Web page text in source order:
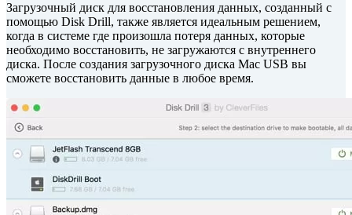
Загрузочный диск для восстановления данных, созданный с
помощью Disk Drill, также является идеальным решением,
когда в системе где произошла потеря данных, которые
необходимо восстановить, не загружаются с внутреннего
диска. После создания загрузочного диска Mac USB вы
сможете восстановить данные в любое время.